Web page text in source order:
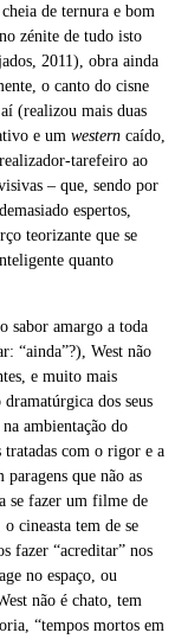
de ternura e bom
zénite de tudo isto
2011), obra ainda
o canto do cisne
(realizou mais duas
e um western caído,
tarefeiro ao
– que, sendo por
espertos,
teorizante que se
quanto
sabor amargo a toda
“ainda”?), West não
e muito mais
dos seus
ambientação do
tratadas com o rigor e a
que não as
se fazer um filme de
cineasta tem de se
fazer “acreditar” nos
no espaço, ou
não é chato, tem
“tempos mortos em